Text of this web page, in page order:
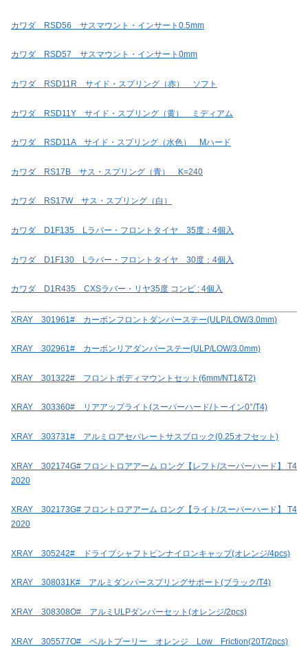
カワダ RSD56 サスマウント・インサート0.5mm
カワダ RSD57 サスマウント・インサート0mm
カワダ RSD11R サイド・スプリング（赤） ソフト
カワダ RSD11Y サイド・スプリング（黄） ミディアム
カワダ RSD11A サイド・スプリング（水色） Mハード
カワダ RS17B サス・スプリング（青） K=240
カワダ RS17W サス・スプリング（白）
カワダ D1F135 Lラバー・フロントタイヤ 35度：4個入
カワダ D1F130 Lラバー・フロントタイヤ 30度：4個入
カワダ D1R435 CXSラバー・リヤ35度 コンビ : 4個入
XRAY 301961# カーボンフロントダンパーステー(ULP/LOW/3.0mm)
XRAY 302961# カーボンリアダンパーステー(ULP/LOW/3.0mm)
XRAY 301322# フロントボディマウントセット(6mm/NT1&T2)
XRAY 303360# リアアップライト(スーパーハード/トーイン0°/T4)
XRAY 303731# アルミロアセパレートサスブロック(0.25オフセット)
XRAY 302174G# フロントロアアーム ロング【レフト/スーパーハード】 T4
2020
XRAY 302173G# フロントロアアーム ロング【ライト/スーパーハード】 T4
2020
XRAY 305242# ドライブシャフトピンナイロンキャップ(オレンジ/4pcs)
XRAY 308031K# アルミダンパースプリングサポート(ブラック/T4)
XRAY 308308O# アルミULPダンパーセット(オレンジ/2pcs)
XRAY 305577O# ベルトプーリー オレンジ Low Friction(20T/2pcs)